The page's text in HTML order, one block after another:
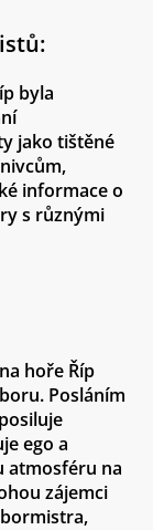
byla
jako tištěné
informace o
s různými
hoře Říp
Posláním
ego a
atmosféru na
zájemci